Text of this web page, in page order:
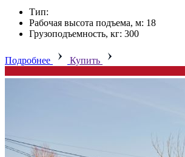
Тип:
Рабочая высота подъема, м: 18
Грузоподъемность, кг: 300
Подробнее Купить